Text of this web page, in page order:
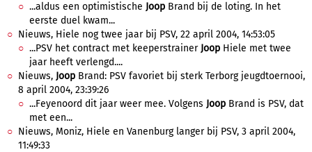
...aldus een optimistische Joop Brand bij de loting. In het
eerste duel kwam...
Nieuws, Hiele nog twee jaar bij PSV, 22 april 2004, 14:53:05
...PSV het contract met keeperstrainer Joop Hiele met twee
jaar heeft verlengd....
Nieuws, Joop Brand: PSV favoriet bij sterk Terborg jeugdtoernooi,
8 april 2004, 23:39:26
...Feyenoord dit jaar weer mee. Volgens Joop Brand is PSV, dat
met een...
Nieuws, Moniz, Hiele en Vanenburg langer bij PSV, 3 april 2004,
11:49:33